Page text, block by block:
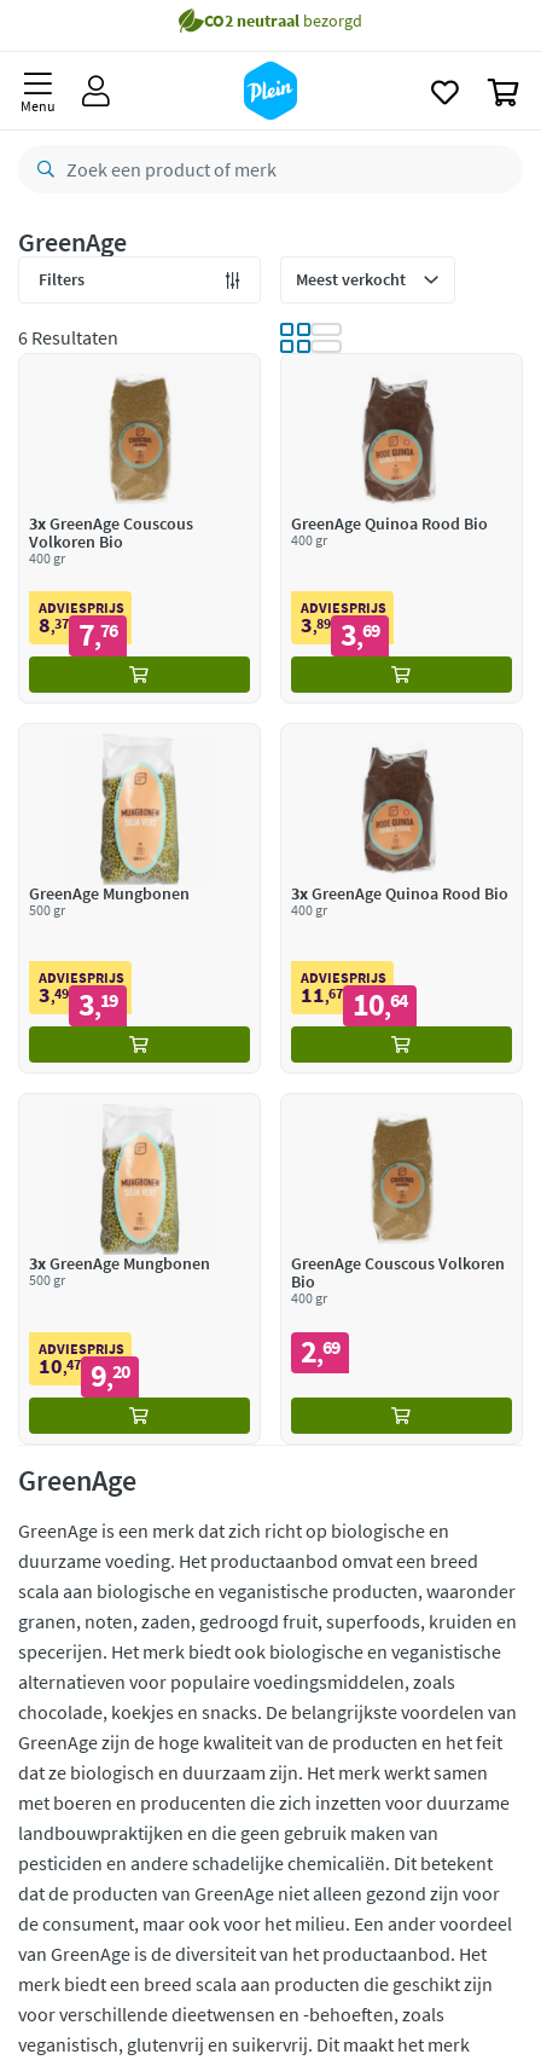
Gratis
Bestelling uiterlijk
Gratis retourneren
Menu
GreenAge
Filters
6 Resultaten
3xGreenAge Couscous
Volkoren Bio
400 gr
ADVIESPRIJS
8,37 7,76
GreenAge Quinoa Rood Bio
400 gr
ADVIESPRIJS
3,89 3,69
GreenAge Mungbonen
500 gr
ADVIESPRIJS
3,49 3,19
3xGreenAge Quinoa Rood Bio
400 gr
ADVIESPRIJS
11,67 10,64
3xGreenAge Mungbonen
500 gr
ADVIESPRIJS
10,47 9,20
GreenAge Couscous Volkoren
Bio
400 gr
2,69
GreenAge
GreenAge is een merk dat zich richt op biologische en
duurzame voeding. Het productaanbod omvat een breed
scala aan biologische en veganistische producten, waaronder
granen, noten, zaden, gedroogd fruit, superfoods, kruiden en
specerijen. Het merk biedt ook biologische en veganistische
alternatieven voor populaire voedingsmiddelen, zoals
chocolade, koekjes en snacks. De belangrijkste voordelen van
GreenAge zijn de hoge kwaliteit van de producten en het feit
dat ze biologisch en duurzaam zijn. Het merk werkt samen
met boeren en producenten die zich inzetten voor duurzame
landbouwpraktijken en die geen gebruik maken van
pesticiden en andere schadelijke chemicaliën. Dit betekent
dat de producten van GreenAge niet alleen gezond zijn voor
de consument, maar ook voor het milieu. Een ander voordeel
van GreenAge is de diversiteit van het productaanbod. Het
merk biedt een breed scala aan producten die geschikt zijn
voor verschillende dieetwensen en -behoeften, zoals
veganistisch, glutenvrij en suikervrij. Dit maakt het merk